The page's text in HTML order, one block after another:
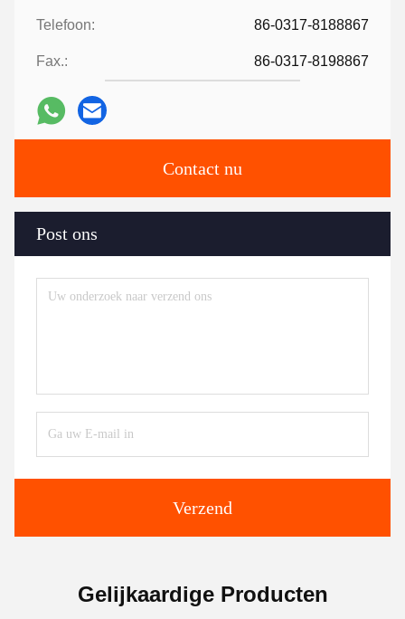
Telefoon: 86-0317-8188867
Fax.: 86-0317-8198867
Contact nu
Post ons
Verzend
Gelijkaardige Producten